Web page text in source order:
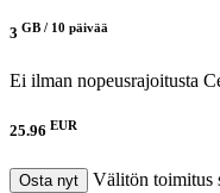
3 GB / 10 päivää
Ei ilman nopeusrajoitusta
25.96 EUR
Osta nyt
Välitön toimitus